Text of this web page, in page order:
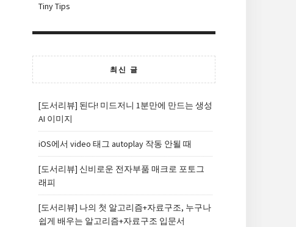
Tiny Tips
최신 글
[도서리뷰] 된다! 미드저니 1분만에 만드는 생성
AI 이미지
iOS에서 video 태그 autoplay 작동 안될 때
[도서리뷰] 신비로운 전자부품 매크로 포토그
래피
[도서리뷰] 나의 첫 알고리즘+자료구조, 누구나
쉽게 배우는 알고리즘+자료구조 입문서